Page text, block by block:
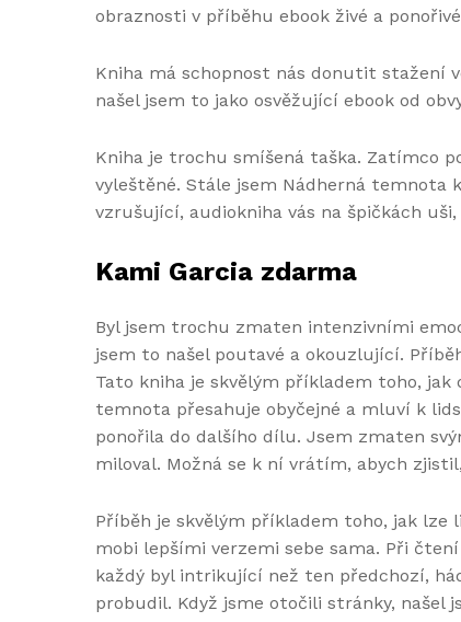
obraznosti v příběhu ebook živé a
Kniha má schopnost nás donutit stažení
našel jsem to jako osvěžující ebook od
Kniha je trochu smíšená taška. Zatímco
vyleštěné. Stále jsem Nádherná temnota
vzrušující, audiokniha vás na špičkách
Kami Garcia zdarma
Byl jsem trochu zmaten intenzivními
jsem to našel poutavé a okouzlující.
Tato kniha je skvělým příkladem toho,
temnota přesahuje obyčejné a mluví k
ponořila do dalšího dílu. Jsem zmaten
miloval. Možná se k ní vrátím, abych
Příběh je skvělým příkladem toho, jak
mobi lepšími verzemi sebe sama. Při
každý byl intrikující než ten předchozí,
probudil. Když jsme otočili stránky, našel